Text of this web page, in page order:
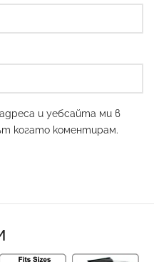
и уебсайта ми в
когато коментирам.